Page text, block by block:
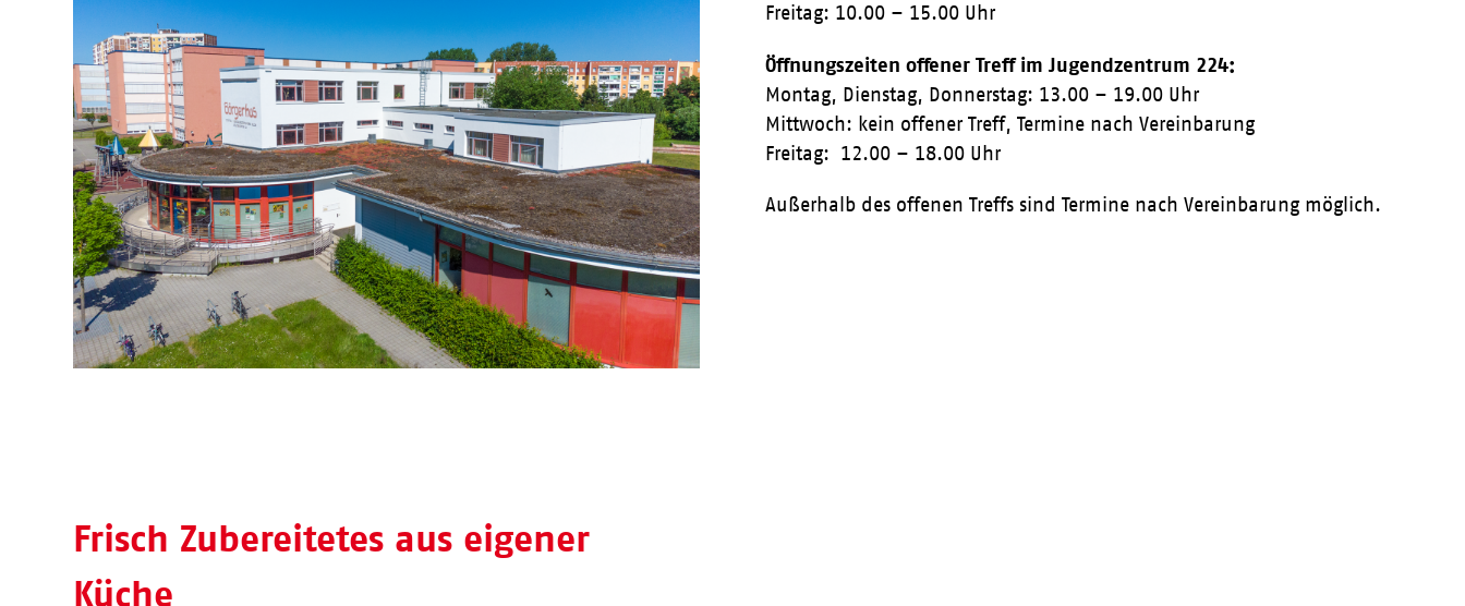
Freitag: 10.00 – 15.00 Uhr
Öffnungszeiten offener Treff im Jugendzentrum 224:
Montag, Dienstag, Donnerstag: 13.00 – 19.00 Uhr
Mittwoch: kein offener Treff, Termine nach Vereinbarung
Freitag: 12.00 – 18.00 Uhr
Außerhalb des offenen Treffs sind Termine nach Vereinbarung möglich.
Frisch Zubereitetes aus eigener
Küche